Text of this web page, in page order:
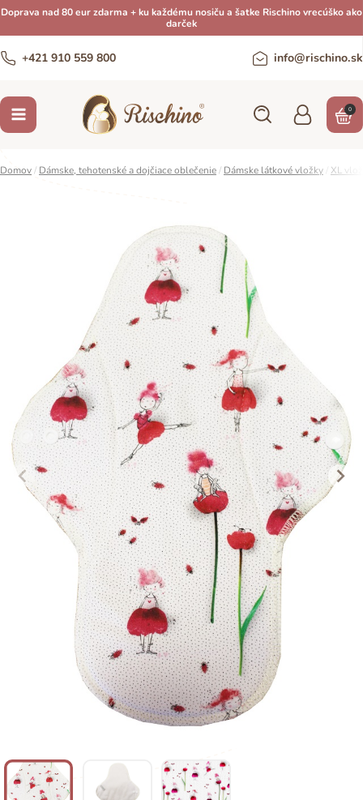
Doprava nad 80 eur zdarma + ku každému nosiču a šatke Rischino vrecúško ako
darček
+421 910 559 800 info@rischino.sk
0
Domov/ Dámske, tehotenské a dojčiace oblečenie/ Dámske látkové vložky XL